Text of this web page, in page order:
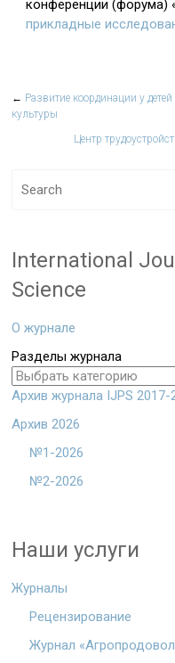
конференции (форума)
прикладные
← Развитие координации у
культуры
Центр
International
Science
О журнале
Разделы журнала
Архив журнала IJPS 2017-
Архив 2026
№1-2026
№2-2026
Наши услуги
Журналы
Рецензирование
Журнал